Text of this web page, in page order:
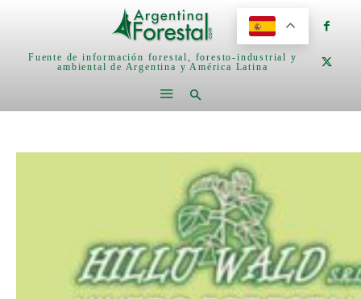
Fuente de información forestal, foresto-industrial y
ambiental de Argentina y América Latina